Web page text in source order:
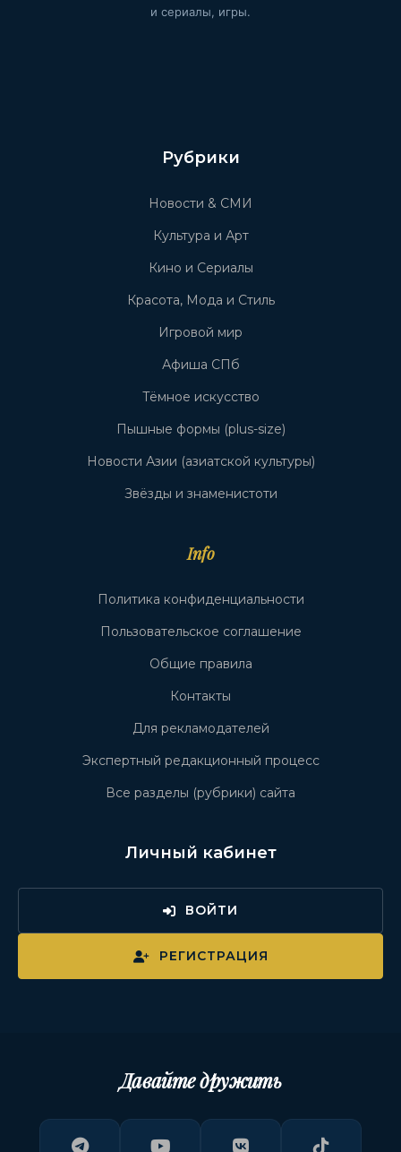
и сериалы, игры.
Рубрики
Новости & СМИ
Культура и Арт
Кино и Сериалы
Красота, Мода и Стиль
Игровой мир
Афиша СПб
Тёмное искусство
Пышные формы (plus-size)
Новости Азии (азиатской культуры)
Звёзды и знаменистоти
Info
Политика конфиденциальности
Пользовательское соглашение
Общие правила
Контакты
Для рекламодателей
Экспертный редакционный процесс
Все разделы (рубрики) сайта
Личный кабинет
ВОЙТИ
РЕГИСТРАЦИЯ
Давайте дружить